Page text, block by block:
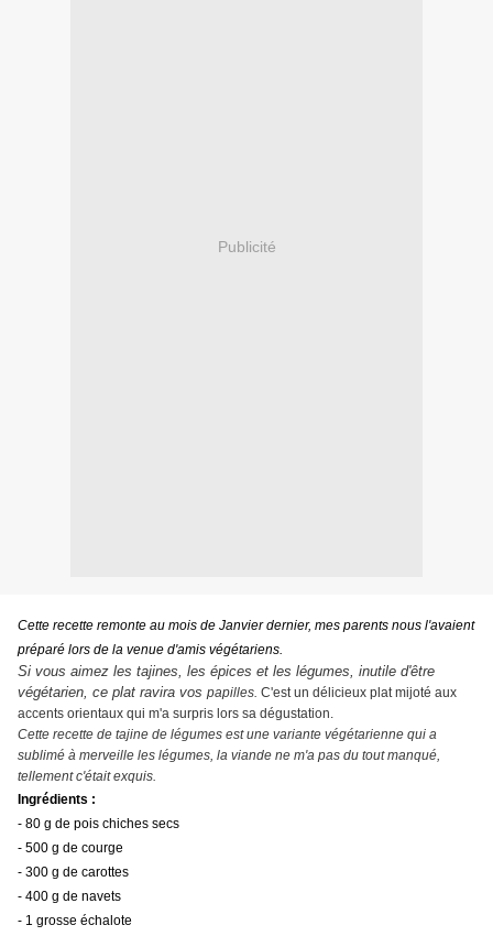
Publicité
Cette recette remonte au mois de Janvier dernier, mes parents nous l'avaient
préparé lors de la venue d'amis végétariens.
Si vous aimez les tajines, les épices et les légumes, inutile d'être
végétarien, ce plat ravira vos papilles. C'est un délicieux plat mijoté aux
accents orientaux qui m'a surpris lors sa dégustation.
Cette recette de tajine de légumes est une variante végétarienne qui a
sublimé à merveille les légumes, la viande ne m'a pas du tout manqué,
tellement c'était exquis.
Ingrédients :
- 80 g de pois chiches secs
- 500 g de courge
- 300 g de carottes
- 400 g de navets
- 1 grosse échalote